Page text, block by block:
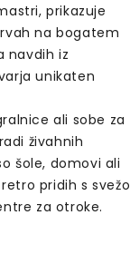
prikazuje
na bogatem
navdih iz
unikaten
ali sobe za
živahnih
šole, domovi ali
pridih s svežo
za otroke.